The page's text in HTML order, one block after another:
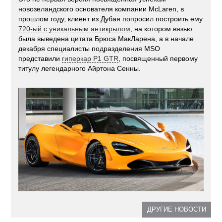
новозеландского основателя компании McLaren, в
прошлом году, клиент из Дубая попросил построить ему
720-ый с уникальным антикрылом , на котором вязью
была выведена цитата Брюса МакЛарена, а в начале
декабря специалисты подразделения MSO
представили гиперкар P1 GTR , посвященный первому
титулу легендарного Айртона Сенны.
ДРУГИЕ НОВОСТИ